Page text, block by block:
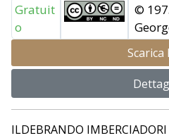
Gratuit
o
©
Scarica
ILDEBRANDO IMBERCIADORI